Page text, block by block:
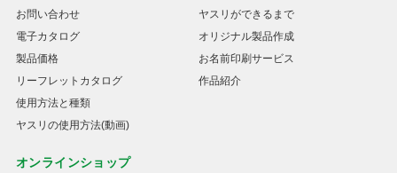
お問い合わせ
電子カタログ
製品価格
リーフレットカタログ
使用方法と種類
ヤスリの使用方法(動画)
ヤスリができるまで
オリジナル製品作成
お名前印刷サービス
作品紹介
オンラインショップ